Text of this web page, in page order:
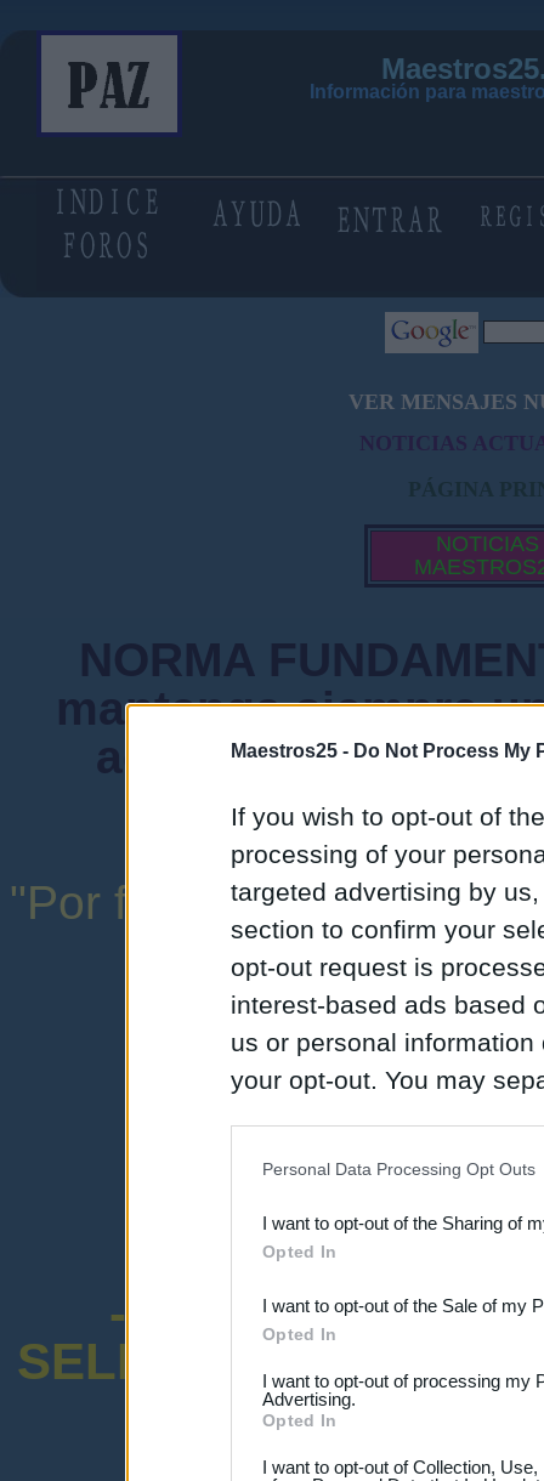
Maestros25 - Do Not Process My
If you wish to opt-out of
processing of your
targeted advertising by
section to confirm your
opt-out request is
interest-based ads based
us or personal
your opt-out. You may
Downstream Participants
third parties.
Personal Data Processing Opt Outs
I want to opt-out of the Sharing of
Opted In
I want to opt-out of the Sale of my
Opted In
I want to opt-out of processing my
Advertising.
Opted In
I want to opt-out of Collection,
Información para
VER MENSAJES
NOTICIAS
PÁGINA
NOTICIAS
NORMA
mantenga siempre
admiten mensajes
instituciones
"Por favor, no abuse de
una expresión
-ENCUESTA
SELECTIVO